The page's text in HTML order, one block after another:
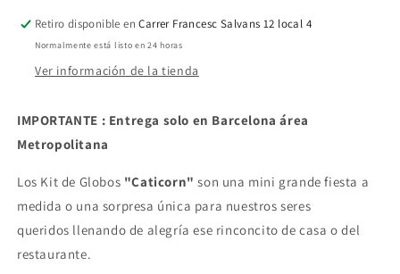
Retiro disponible enCarrer Francesc Salvans 12 local 4
Normalmente está listo en 24 horas
Ver información de la tienda
IMPORTANTE : Entrega solo en Barcelona área
Metropolitana
Los Kit de Globos "Caticorn" son una mini grande fiesta a
medida o una sorpresa única para nuestros seres
queridos llenando de alegría ese rinconcito de casa o del
restaurante.